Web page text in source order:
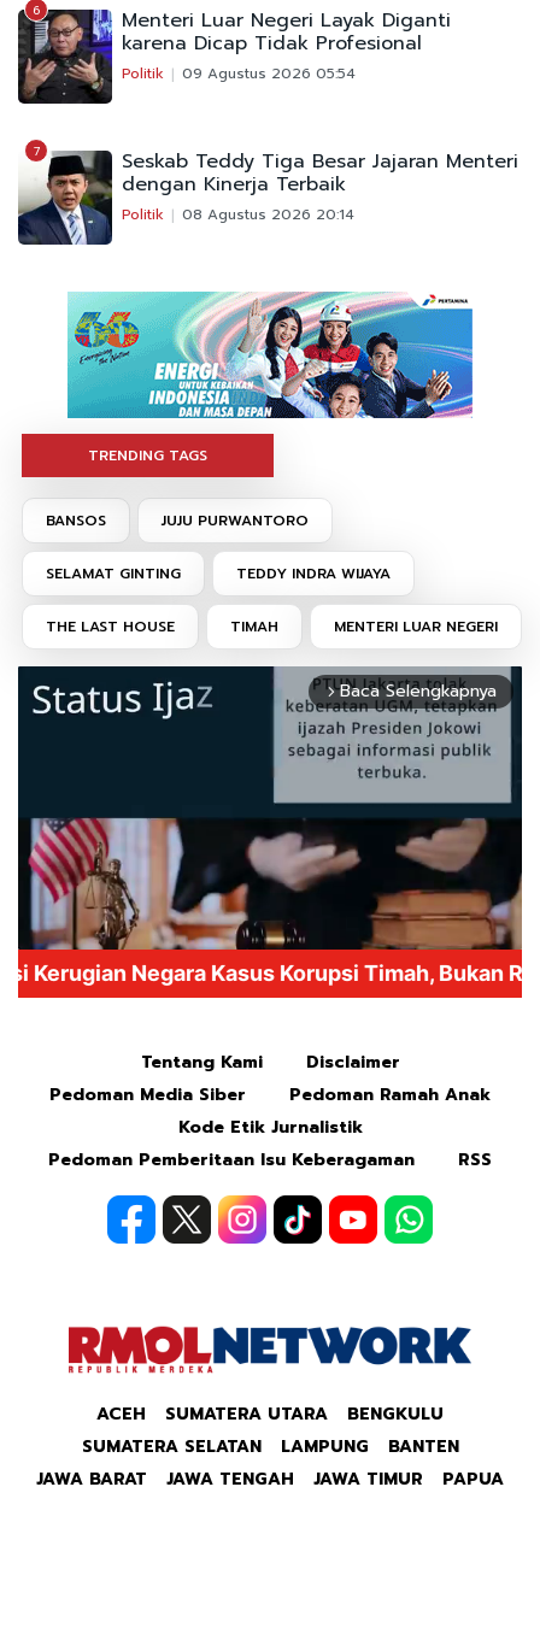
6 Menteri Luar Negeri Layak Diganti
karena Dicap Tidak Profesional
Politik 09 Agustus 2026 05:54
7 Seskab Teddy Tiga Besar Jajaran Menteri
dengan Kinerja Terbaik
Politik 08 Agustus 2026 20:14
TRENDING TAGS
BANSOS JUJU PURWANTORO
SELAMAT GINTING TEDDY INDRA WIJAYA
THE LAST HOUSE TIMAH MENTERI LUAR NEGERI
arrow_forward_ios Baca Selengkapnya
Tentang Kami
Disclaimer
Pedoman Media Siber
Pedoman Ramah Anak
Kode Etik Jurnalistik
Pedoman Pemberitaan Isu Keberagaman
RSS
ACEH SUMATERA UTARA
BENGKULU
SUMATERA SELATAN
LAMPUNG
BANTEN
JAWA BARAT
JAWA TENGAH JAWA TIMUR PAPUA